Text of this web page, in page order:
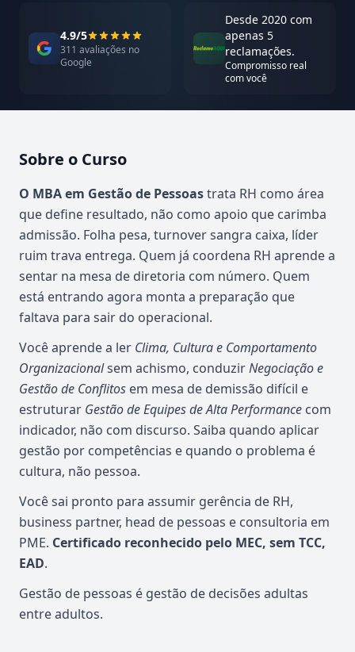
4.9/5
311 avaliações no
Google
Desde 2020 com
apenas 5
reclamações.
Compromisso real
com você
Sobre o Curso
Atualizado em abril de 2026
O MBA em Gestão de Pessoastrata RH como área
que define resultado, não como apoio que carimba
admissão. Folha pesa, turnover sangra caixa, líder
ruim trava entrega. Quem já coordena RH aprende a
sentar na mesa de diretoria com número. Quem
está entrando agora monta a preparação que
faltava para sair do operacional.
Você aprende a ler Clima, Cultura e Comportamento
Organizacionalsem achismo, conduzirNegociação e
Gestão de Conflitos em mesa de demissão difícil e
estruturar Gestão de Equipes de Alta Performance com
indicador, não com discurso. Saiba quando aplicar
gestão por competências e quando o problema é
cultura, não pessoa.
Você sai pronto para assumir gerência de RH,
business partner, head de pessoas e consultoria em
PME. Certificado reconhecido pelo MEC, sem TCC,
EAD.
Gestão de pessoas é gestão de decisões adultas
entre adultos.